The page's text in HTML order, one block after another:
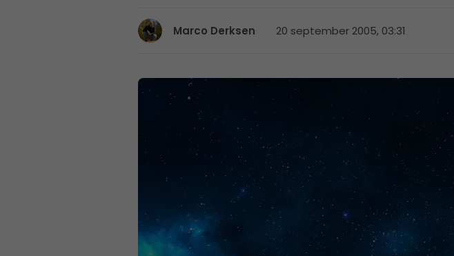
Marco Derksen 20 september 2005, 03:31